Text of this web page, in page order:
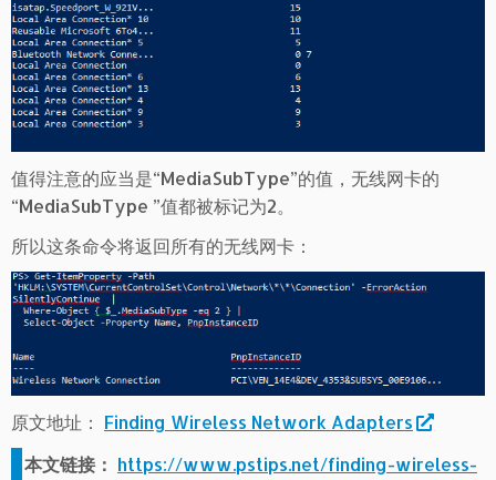
值得注意的应当是“MediaSubType”的值，无线网卡的
“MediaSubType ”值都被标记为2。
所以这条命令将返回所有的无线网卡：
原文地址： Finding Wireless Network Adapters
本文链接： https://www.pstips.net/finding-wireless-